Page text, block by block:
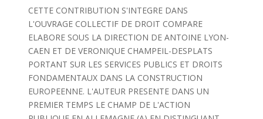
CETTE CONTRIBUTION S'INTEGRE DANS
L'OUVRAGE COLLECTIF DE DROIT COMPARE
ELABORE SOUS LA DIRECTION DE ANTOINE LYON-
CAEN ET DE VERONIQUE CHAMPEIL-DESPLATS
PORTANT SUR LES SERVICES PUBLICS ET DROITS
FONDAMENTAUX DANS LA CONSTRUCTION
EUROPEENNE. L'AUTEUR PRESENTE DANS UN
PREMIER TEMPS LE CHAMP DE L'ACTION